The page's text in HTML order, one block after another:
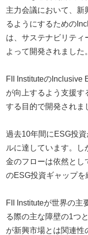
主力会議において、
るようにするための
は、サステナビリティ
よって開発されました。
FII InstituteのInclusive
が向上するよう支援
する目的で開発されま
過去10年間にESG投
ルに達しています。
金のフローは依然とし
のESG投資ギャップを
FII Instituteが世界の主
る際の主な障壁の1つ
が新興市場とは関連性